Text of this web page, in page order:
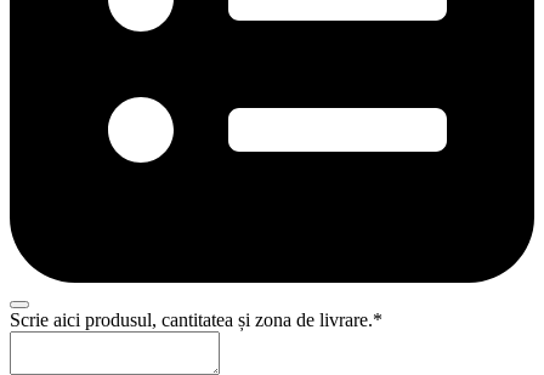
Scrie aici produsul, cantitatea și zona de livrare.*